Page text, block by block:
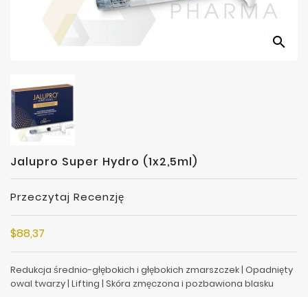
search
Jalupro Super Hydro (1x2,5ml)
Przeczytaj Recenzję
$88,37
Redukcja średnio-głębokich i głębokich zmarszczek | Opadnięty
owal twarzy | Lifting | Skóra zmęczona i pozbawiona blasku